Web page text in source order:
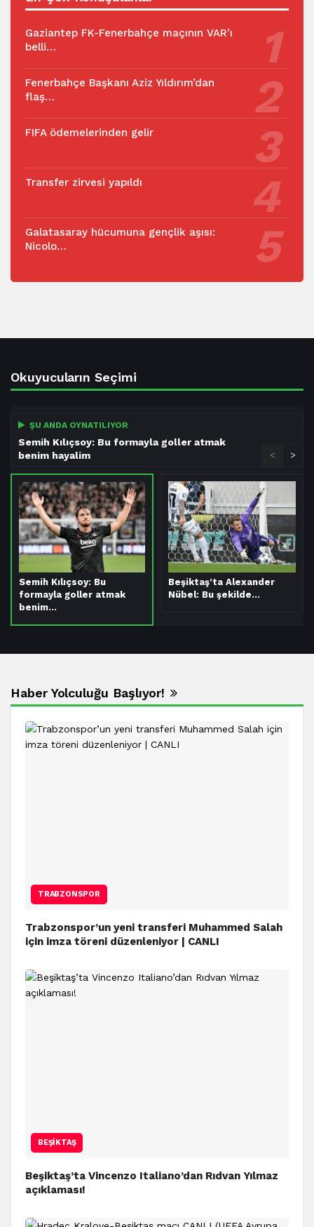
Gaziantep FK-Fenerbahçe maçının VAR’ı
belli…
Fenerbahçe Başkanı Aziz Yıldırım’dan
flaş…
FIFA ödemelerinden gelir
Transfer zirvesi yapıldı
Galatasaray hücumuna gençlik aşısı:
Nicolo…
Okuyucuların Seçimi
ŞU ANDA OYNATILIYOR
Semih Kılıçsoy: Bu formayla goller atmak
benim hayalim
Semih Kılıçsoy: Bu
formayla goller atmak
benim…
Beşiktaş’ta Alexander
Nübel: Bu şekilde…
< >
Haber Yolculuğu Başlıyor!
TRABZONSPOR
Trabzonspor’un yeni transferi Muhammed Salah
için imza töreni düzenleniyor | CANLI
BEŞIKTAŞ
Beşiktaş’ta Vincenzo Italiano’dan Rıdvan Yılmaz
açıklaması!